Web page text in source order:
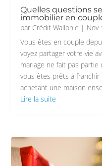
Quelles questions
immobilier en
par Crédit Wallonie | Nov
Vous êtes en couple
voyez partager votre vie
mariage ne fait pas partie
vous êtes prêts à
achetant une maison
Lire la suite